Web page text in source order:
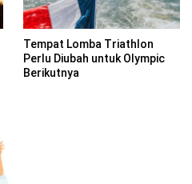
Tempat Lomba Triathlon
Perlu Diubah untuk Olympic
Berikutnya